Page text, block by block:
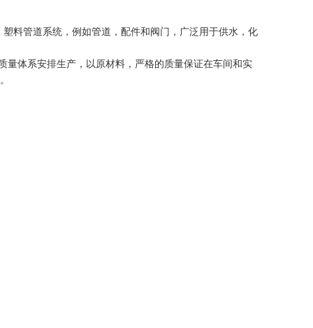
塑料管道系统，例如管道，配件和阀门，广泛用于供水，化
量体系安排生产，以原材料，严格的质量保证在车间和实